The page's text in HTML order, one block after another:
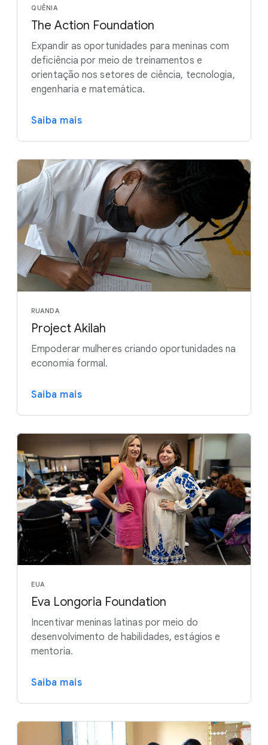
QUÊNIA
The Action Foundation
Expandir as oportunidades para meninas com
deficiência por meio de treinamentos e
orientação nos setores de ciência, tecnologia,
engenharia e matemática.
Saiba mais
RUANDA
Project Akilah
Empoderar mulheres criando oportunidades na
economia formal.
Saiba mais
EUA
Eva Longoria Foundation
Incentivar meninas latinas por meio do
desenvolvimento de habilidades, estágios e
mentoria.
Saiba mais